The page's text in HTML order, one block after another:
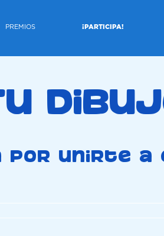
PREMIOS ¡PARTICIPA!
por unirte a